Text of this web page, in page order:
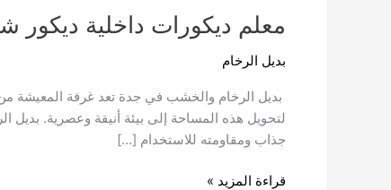
معلم ديكورات داخلية
بديل الرخام
بديل الرخام والخشب في جدة تعد غرفة المعيشة من
لتحويل هذه المساحة إلى بيئة أنيقة وعصرية. بديل
جذاب ومقاومته للاستخدام […]
قراءة المزيد »